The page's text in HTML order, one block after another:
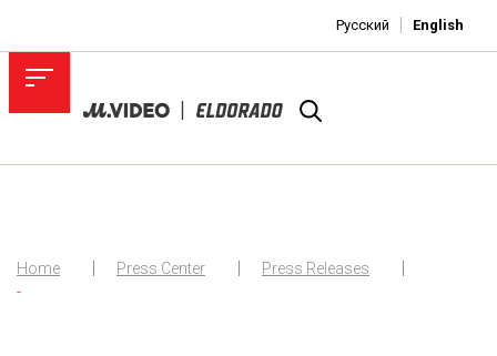
Русский English
Home Press Center
Press Releases
-